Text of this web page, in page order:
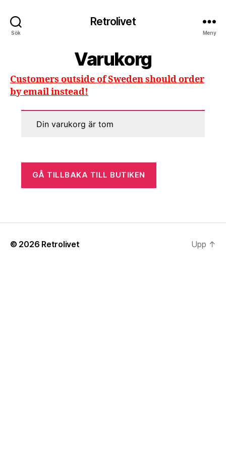
Sök
Retrolivet
Meny
Varukorg
Customers outside of Sweden should order
by email instead!
Din varukorg är tom
GÅ TILLBAKA TILL BUTIKEN
© 2026 Retrolivet Upp ↑